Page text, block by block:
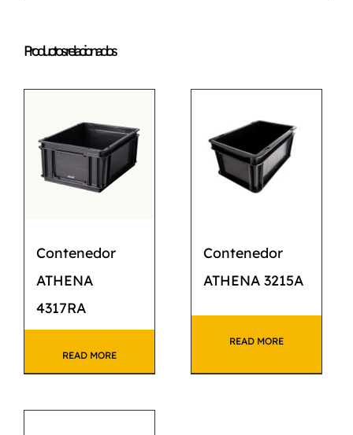
Productos relacionados
Contenedor
ATHENA
4317RA
READ MORE
Contenedor
ATHENA 3215A
READ MORE